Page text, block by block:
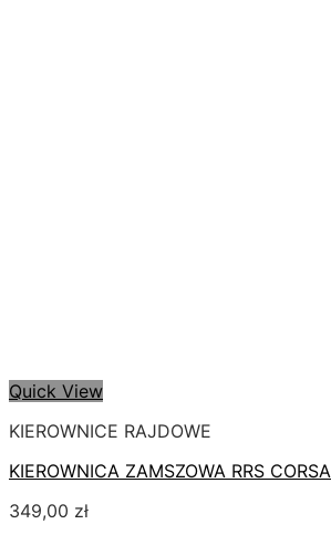
Quick View
KIEROWNICE RAJDOWE
KIEROWNICA ZAMSZOWA RRS CORSA
349,00 zł